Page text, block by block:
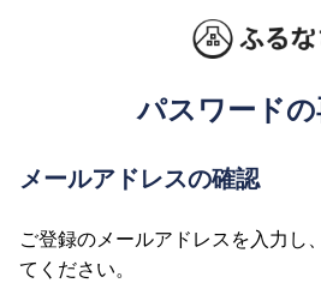
パスワード
メールアドレスの確認
ご登録のメールアドレスを入力し
てください。